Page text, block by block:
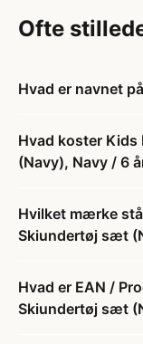
Ofte
Hvad er navnet
Hvad koster
(Navy), Navy / 6
Hvilket mærke
Skiundertøj sæt
Hvad er EAN /
Skiundertøj sæt